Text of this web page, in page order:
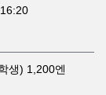
생) 1,200엔